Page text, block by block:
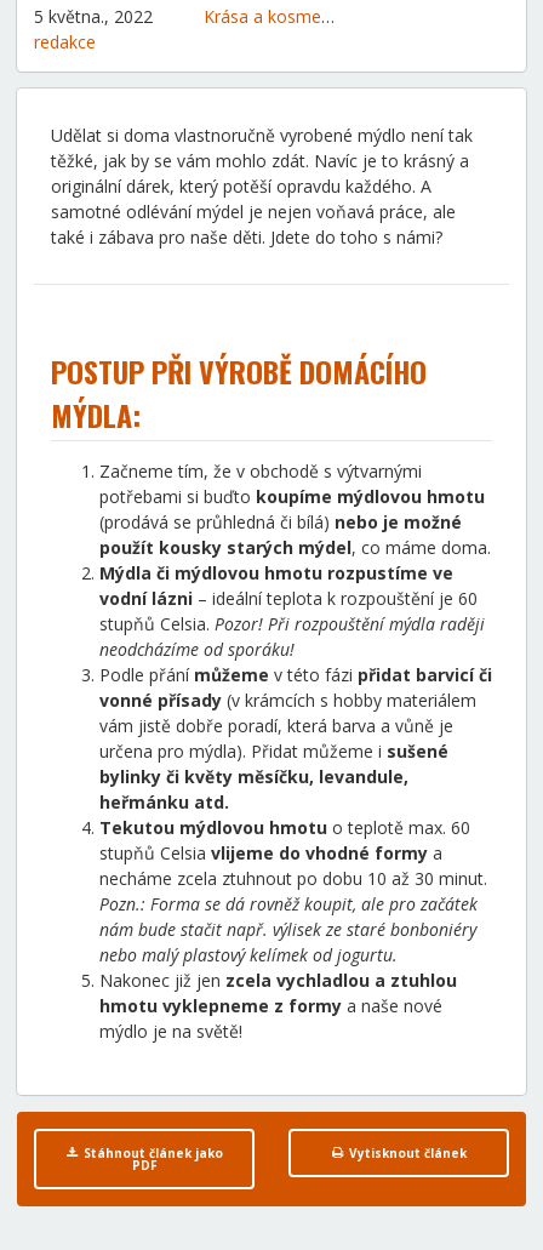
5 května., 2022
redakce
Krása a kosmetika
Udělat si doma vlastnoručně vyrobené mýdlo není tak
těžké, jak by se vám mohlo zdát. Navíc je to krásný a
originální dárek, který potěší opravdu každého. A
samotné odlévání mýdel je nejen voňavá práce, ale
také i zábava pro naše děti. Jdete do toho s námi?
POSTUP PŘI VÝROBĚ DOMÁCÍHO
MÝDLA:
Začneme tím, že v obchodě s výtvarnými
potřebami si buďto koupíme mýdlovou hmotu
(prodává se průhledná či bílá) nebo je možné
použít kousky starých mýdel, co máme doma.
Mýdla či mýdlovou hmotu rozpustíme ve
vodní lázni – ideální teplota k rozpouštění je 60
stupňů Celsia. Pozor! Při rozpouštění mýdla raději
neodcházíme od sporáku!
Podle přání můžeme v této fázi přidat barvicí či
vonné přísady (v krámcích s hobby materiálem
vám jistě dobře poradí, která barva a vůně je
určena pro mýdla). Přidat můžeme i sušené
bylinky či květy měsíčku, levandule,
heřmánku atd.
Tekutou mýdlovou hmotu o teplotě max. 60
stupňů Celsia vlijeme do vhodné formy a
necháme zcela ztuhnout po dobu 10 až 30 minut.
Pozn.: Forma se dá rovněž koupit, ale pro začátek
nám bude stačit např. výlisek ze staré bonboniéry
nebo malý plastový kelímek od jogurtu.
Nakonec již jen zcela vychladlou a ztuhlou
hmotu vyklepneme z formy a naše nové
mýdlo je na světě!
Stáhnout článek jako
PDF
Vytisknout článek